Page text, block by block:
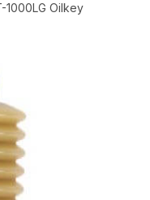
1000LG Oilkey